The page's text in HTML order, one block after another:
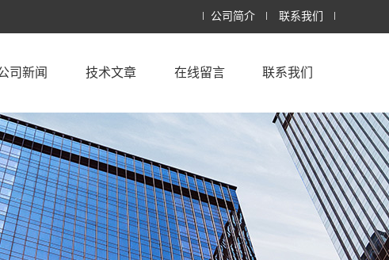
公司简介 联系我们
司新闻 技术文章 在线留言 联系我们